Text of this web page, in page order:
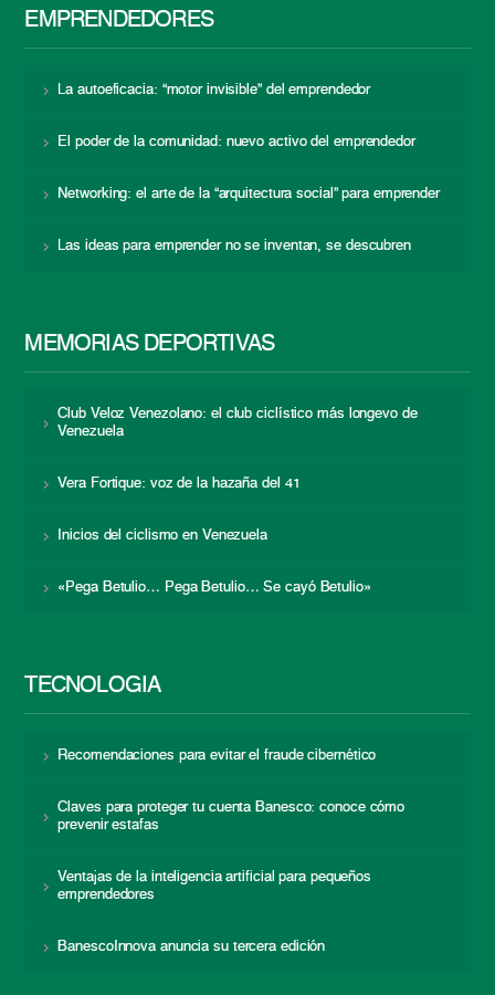
EMPRENDEDORES
La autoeficacia: “motor invisible” del emprendedor
El poder de la comunidad: nuevo activo del emprendedor
Networking: el arte de la “arquitectura social” para emprender
Las ideas para emprender no se inventan, se descubren
MEMORIAS DEPORTIVAS
Club Veloz Venezolano: el club ciclístico más longevo de
Venezuela
Vera Fortique: voz de la hazaña del 41
Inicios del ciclismo en Venezuela
«Pega Betulio… Pega Betulio… Se cayó Betulio»
TECNOLOGÍA
Recomendaciones para evitar el fraude cibernético
Claves para proteger tu cuenta Banesco: conoce cómo
prevenir estafas
Ventajas de la inteligencia artificial para pequeños
emprendedores
BanescoInnova anuncia su tercera edición